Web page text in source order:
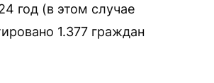
год (в этом случае
1.377 граждан